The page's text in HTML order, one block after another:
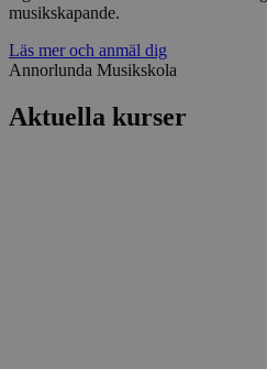
musikskapande.
Läs mer och anmäl dig
Annorlunda Musikskola
Aktuella kurser